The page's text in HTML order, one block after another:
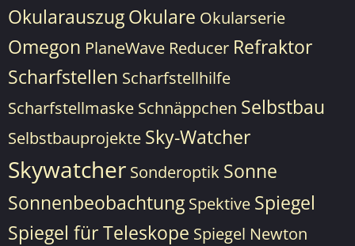
OkularauszugOkulare Okularserie
Omegon PlaneWave Reducer Refraktor
Scharfstellen Scharfstellhilfe
Scharfstellmaske Schnäppchen Selbstbau
Selbstbauprojekte Sky-Watcher
Skywatcher Sonderoptik Sonne
Sonnenbeobachtung Spektive Spiegel
Spiegel für Teleskope Spiegel Newton